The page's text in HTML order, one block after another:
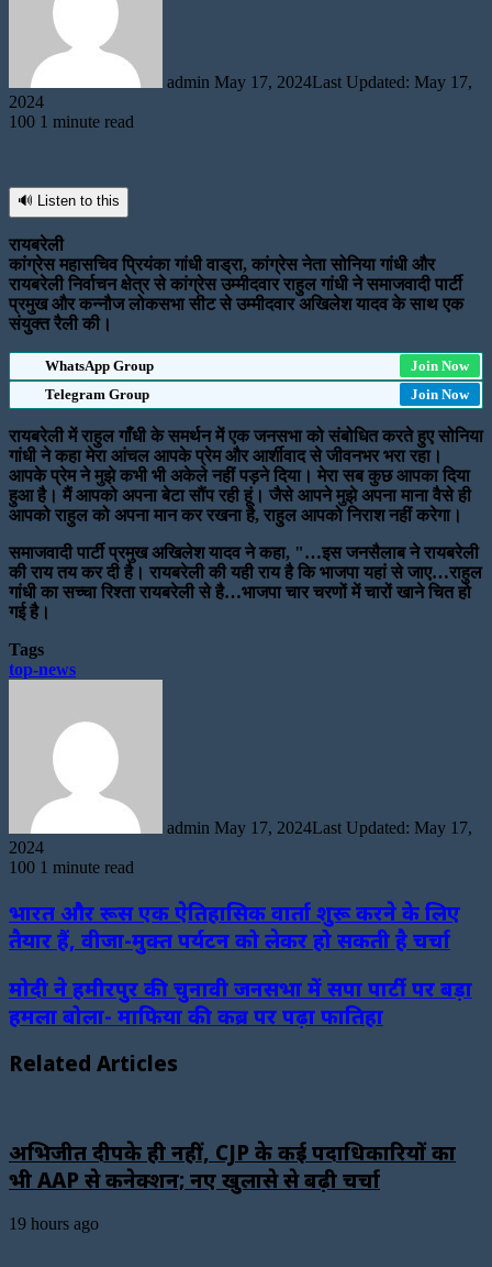
admin May 17, 2024Last Updated: May 17,
2024
100 1 minute read
🔊 Listen to this
रायबरेली
कांग्रेस महासचिव प्रियंका गांधी वाड्रा, कांग्रेस नेता सोनिया गांधी और
रायबरेली निर्वाचन क्षेत्र से कांग्रेस उम्मीदवार राहुल गांधी ने समाजवादी पार्टी
प्रमुख और कन्नौज लोकसभा सीट से उम्मीदवार अखिलेश यादव के साथ एक
संयुक्त रैली की।
WhatsApp Group
Join Now
Telegram Group
Join Now
रायबरेली में राहुल गाँधी के समर्थन में एक जनसभा को संबोधित करते हुए सोनिया
गांधी ने कहा मेरा आंचल आपके प्रेम और आर्शीवाद से जीवनभर भरा रहा।
आपके प्रेम ने मुझे कभी भी अकेले नहीं पड़ने दिया। मेरा सब कुछ आपका दिया
हुआ है। मैं आपको अपना बेटा सौंप रही हूं। जैसे आपने मुझे अपना माना वैसे ही
आपको राहुल को अपना मान कर रखना है, राहुल आपको निराश नहीं करेगा।
समाजवादी पार्टी प्रमुख अखिलेश यादव ने कहा, "…इस जनसैलाब ने रायबरेली
की राय तय कर दी है। रायबरेली की यही राय है कि भाजपा यहां से जाए…राहुल
गांधी का सच्चा रिश्ता रायबरेली से है…भाजपा चार चरणों में चारों खाने चित हो
गई है।
Tags
top-news
admin May 17, 2024Last Updated: May 17,
2024
100 1 minute read
भारत और रूस एक ऐतिहासिक वार्ता शुरू करने के लिए
तैयार हैं, वीजा-मुक्त पर्यटन को लेकर हो सकती है चर्चा
मोदी ने हमीरपुर की चुनावी जनसभा में सपा पार्टी पर बड़ा
हमला बोला- माफिया की कब्र पर पढ़ा फातिहा
Related Articles
अभिजीत दीपके ही नहीं, CJP के कई पदाधिकारियों का
भी AAP से कनेक्शन; नए खुलासे से बढ़ी चर्चा
19 hours ago